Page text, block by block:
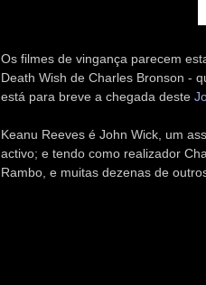
Os filmes de vingança parecem
Death Wish de Charles Bronson -
está para breve a chegada deste
Keanu Reeves é John Wick, um
activo; e tendo como realizador
Rambo, e muitas dezenas de